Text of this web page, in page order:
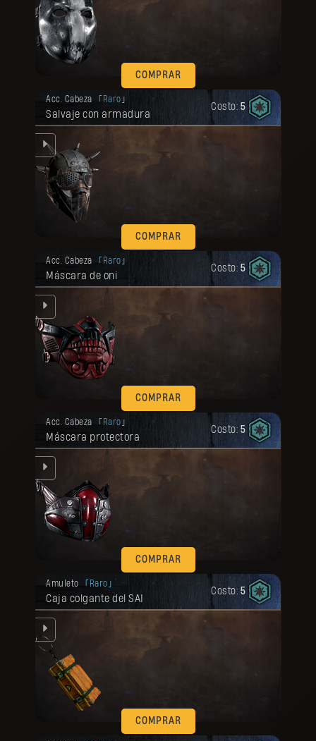
COMPRAR
Acc. Cabeza Raro
Salvaje con armadura
Costo: 5
COMPRAR
Tu recompensa se desbloqueó.
Acc. Cabeza Raro
Máscara de oni
Costo: 5
COMPRAR
Tu recompensa se desbloqueó.
Acc. Cabeza Raro
Máscara protectora
Costo: 5
COMPRAR
Tu recompensa se desbloqueó.
Amuleto Raro
Caja colgante del SAI
Costo: 5
COMPRAR
Tu recompensa se desbloqueó.